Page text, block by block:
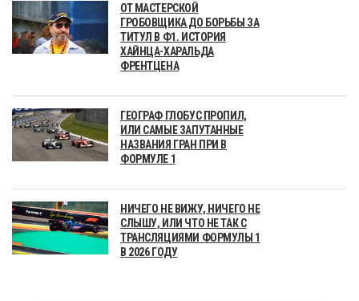
ОТ МАСТЕРСКОЙ
ГРОБОВЩИКА ДО БОРЬБЫ ЗА
ТИТУЛ В Ф1. ИСТОРИЯ
ХАЙНЦА-ХАРАЛЬДА
ФРЕНТЦЕНА
ГЕОГРАФ ГЛОБУС ПРОПИЛ,
ИЛИ САМЫЕ ЗАПУТАННЫЕ
НАЗВАНИЯ ГРАН ПРИ В
ФОРМУЛЕ 1
НИЧЕГО НЕ ВИЖУ, НИЧЕГО НЕ
СЛЫШУ, ИЛИ ЧТО НЕ ТАК С
ТРАНСЛЯЦИЯМИ ФОРМУЛЫ 1
В 2026 ГОДУ